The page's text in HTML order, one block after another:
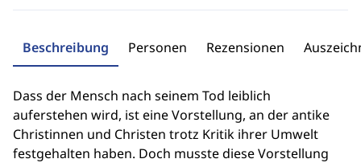
Beschreibung Personen Rezensionen
Dass der Mensch nach seinem Tod leiblich
auferstehen wird, ist eine Vorstellung, an der antike
Christinnen und Christen trotz Kritik ihrer Umwelt
festgehalten haben. Doch musste diese Vorstellung